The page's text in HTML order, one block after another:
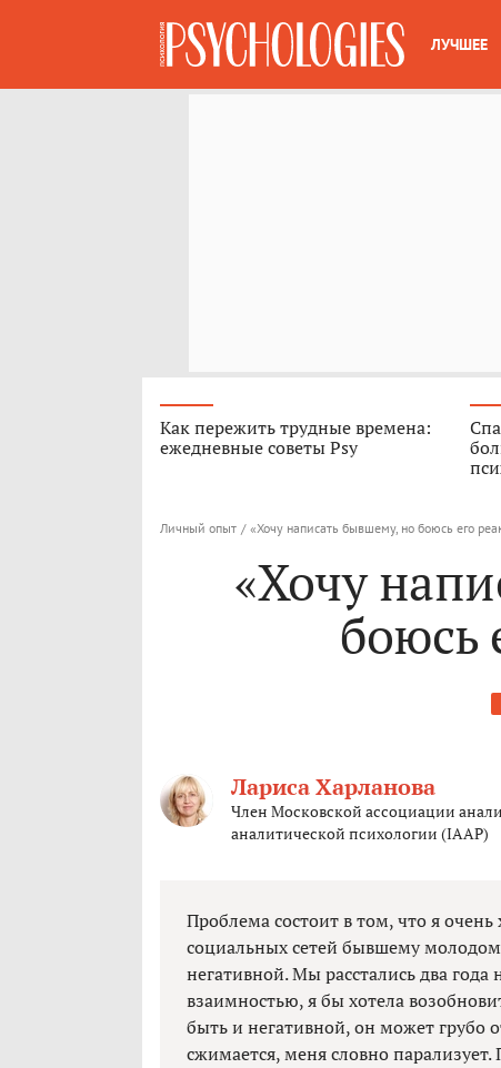
ЛУЧШЕЕ
Как пережить трудные времена:
ежедневные советы Psy
Личный опыт / «Хочу написать бывшему, но боюсь его
«Хочу
боюсь
Лариса Харланова
Член Московской ассоциации
аналитической психологии (IAAP)
Проблема состоит в том, что я
социальных сетей бывшему
негативной. Мы расстались два года
взаимностью, я бы хотела
быть и негативной, он может грубо
сжимается, меня словно